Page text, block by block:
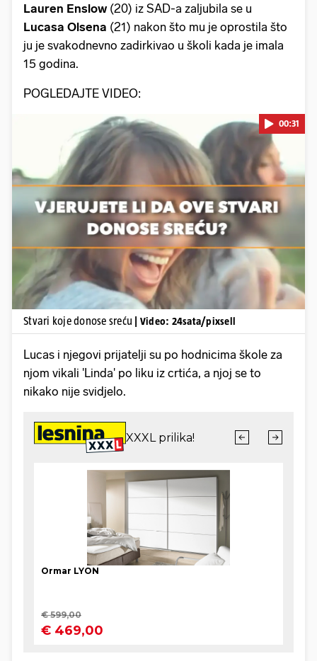
Lauren Enslow (20) iz SAD-a zaljubila se u
Lucasa Olsena (21) nakon što mu je oprostila što
ju je svakodnevno zadirkivao u školi kada je imala
15 godina.
POGLEDAJTE VIDEO:
Pokretanje videa...
00:31
Stvari koje donose sreću | Video: 24sata/pixsell
Lucas i njegovi prijatelji su po hodnicima škole za
njom vikali 'Linda' po liku iz crtića, a njoj se to
nikako nije svidjelo.